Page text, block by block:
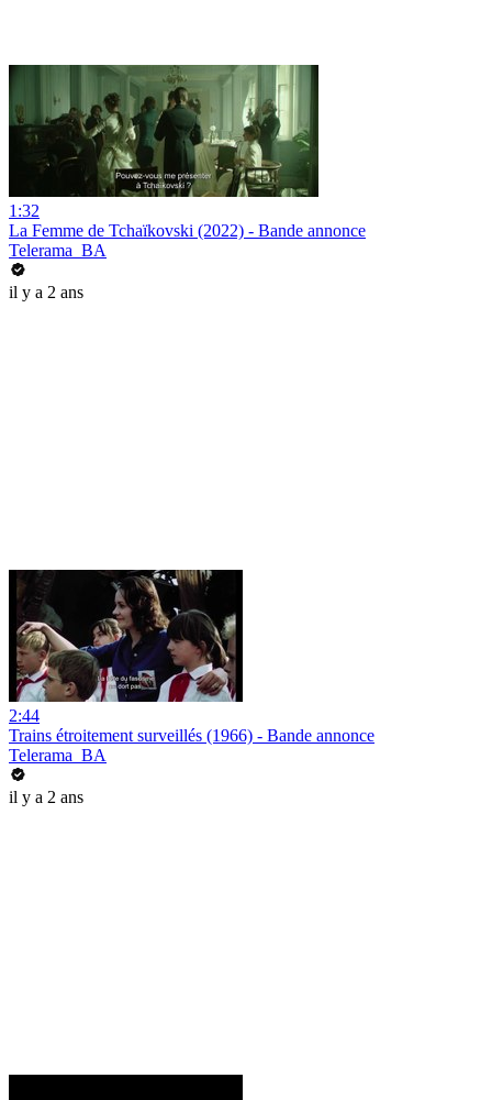
1:32
La Femme de Tchaïkovski (2022) - Bande annonce
Telerama_BA
il y a 2 ans
2:44
Trains étroitement surveillés (1966) - Bande annonce
Telerama_BA
il y a 2 ans